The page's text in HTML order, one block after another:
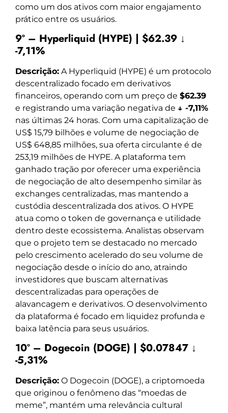
como um dos ativos com maior engajamento
prático entre os usuários.
9º – Hyperliquid (HYPE) | $62.39 ↓
-7,11%
Descrição: A Hyperliquid (HYPE) é um protocolo
descentralizado focado em derivativos
financeiros, operando com um preço de $62.39
e registrando uma variação negativa de ↓ -7,11%
nas últimas 24 horas. Com uma capitalização de
US$ 15,79 bilhões e volume de negociação de
US$ 648,85 milhões, sua oferta circulante é de
253,19 milhões de HYPE. A plataforma tem
ganhado tração por oferecer uma experiência
de negociação de alto desempenho similar às
exchanges centralizadas, mas mantendo a
custódia descentralizada dos ativos. O HYPE
atua como o token de governança e utilidade
dentro deste ecossistema. Analistas observam
que o projeto tem se destacado no mercado
pelo crescimento acelerado do seu volume de
negociação desde o início do ano, atraindo
investidores que buscam alternativas
descentralizadas para operações de
alavancagem e derivativos. O desenvolvimento
da plataforma é focado em liquidez profunda e
baixa latência para seus usuários.
10º – Dogecoin (DOGE) | $0.07847 ↓
-5,31%
Descrição: O Dogecoin (DOGE), a criptomoeda
que originou o fenômeno das “moedas de
meme”, mantém uma relevância cultural